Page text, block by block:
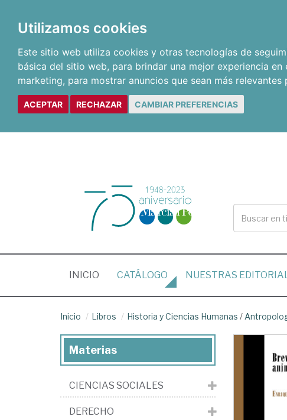
Utilizamos cookies
Este sitio web utiliza cookies y otras tecnologías de
básica del sitio web, para brindar una mejor experiencia en
marketing, para mostrar anuncios que sean más relevantes
ACEPTAR RECHAZAR CAMBIAR PREFERENCIAS
INICIO (CURRENT)
CATÁLOGO NUESTRAS
Inicio Libros Historia y Ciencias Humanas /
Materias
CIENCIAS SOCIALES
DERECHO